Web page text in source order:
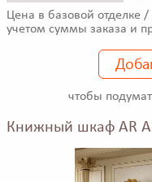
Цена в базовой отделке
учетом суммы заказа и
чтобы
Книжный шкаф AR